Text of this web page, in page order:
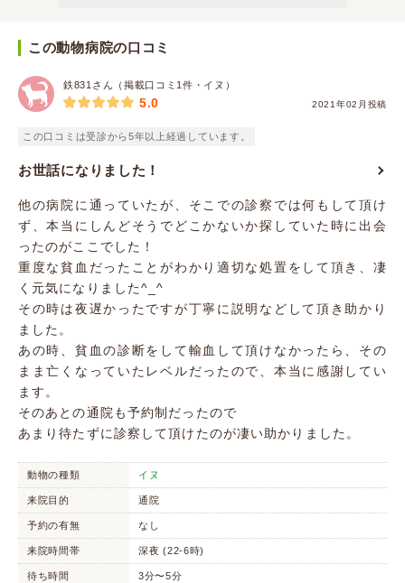
この動物病院の口コミ
鉄831さん（掲載口コミ1件・イヌ）
2021年02月投稿
5.0
この口コミは受診から5年以上経過しています。
お世話になりました！
他の病院に通っていたが、そこでの診察では何もして頂け
ず、本当にしんどそうでどこかないか探していた時に出会
ったのがここでした！
重度な貧血だったことがわかり適切な処置をして頂き、凄
く元気になりました^_^
その時は夜遅かったですが丁寧に説明などして頂き助かり
ました。
あの時、貧血の診断をして輸血して頂けなかったら、その
まま亡くなっていたレベルだったので、本当に感謝してい
ます。
そのあとの通院も予約制だったので
あまり待たずに診察して頂けたのが凄い助かりました。
動物の種類 イヌ
来院目的 通院
予約の有無 なし
来院時間帯 深夜 (22-6時)
待ち時間 3分〜5分